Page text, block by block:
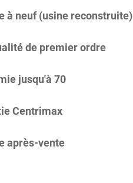
à neuf (usine reconstruite)
de premier ordre
jusqu'à 70
Centrimax
après-vente